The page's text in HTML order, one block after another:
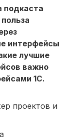
подкаста
интерфейсы
лучшие
важно
1С.
проектов и